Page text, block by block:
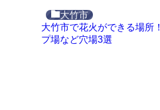
大竹市
大竹市で花火ができる場所
プ場など穴場3選